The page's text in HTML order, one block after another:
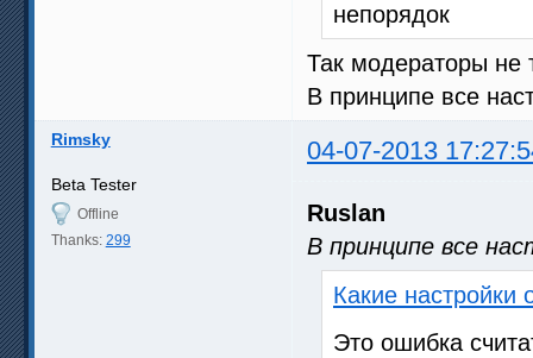
непорядок
Так модераторы не
В принципе все
Rimsky 04-07-2013
Beta Tester
Offline
Thanks: 299
Ruslan
В принципе все
Какие настройки
Это ошибка